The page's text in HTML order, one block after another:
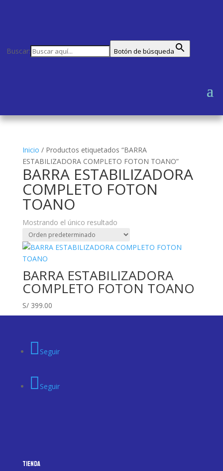
Buscar: Botón de búsqueda
Inicio / Productos etiquetados “BARRA
ESTABILIZADORA COMPLETO FOTON TOANO”
BARRA ESTABILIZADORA
COMPLETO FOTON
TOANO
Mostrando el único resultado
BARRA ESTABILIZADORA
COMPLETO FOTON TOANO
S/399.00
Seguir
Seguir
Tienda